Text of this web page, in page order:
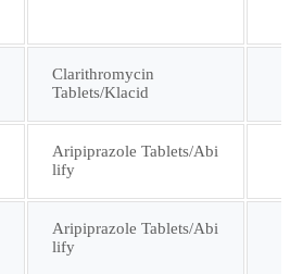
第一百零四批
第一百零六批
Clarithromycin
Tablets/Klacid
Aripiprazole Tablets/Abi
lify
Aripiprazole Tablets/Abi
lify